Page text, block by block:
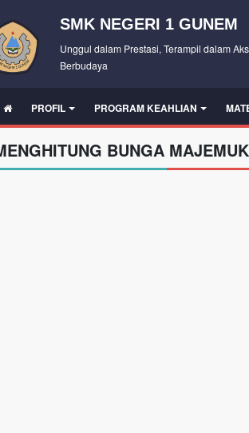
SMK NEGERI 1 GUNEM
Unggul dalam Prestasi, Terampil dalam
Berbudaya
PROFIL PROGRAM KEAHLIAN
BUNGA